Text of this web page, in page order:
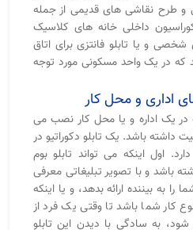
و طرح نقاشی های قدیمی از جمله
داخلی خانه های کلاسیک
و یا تابلو فانتزی برای اتاق
که در یک واحد مسکونی مورد توجه
اداری و محل کار
در یک اداره و یا محل کار نصب می
داشته باشد. یک تابلو دکوراتیو در
اول اینکه می تواند تابلو بوم
باشد و با تصویر تبلیغاتی معرفی
به بیننده ارائه بدهد، و یا اینکه
کار شما باشد تا وقتی یک فرد از
به سادگی با دیدن این تابلو